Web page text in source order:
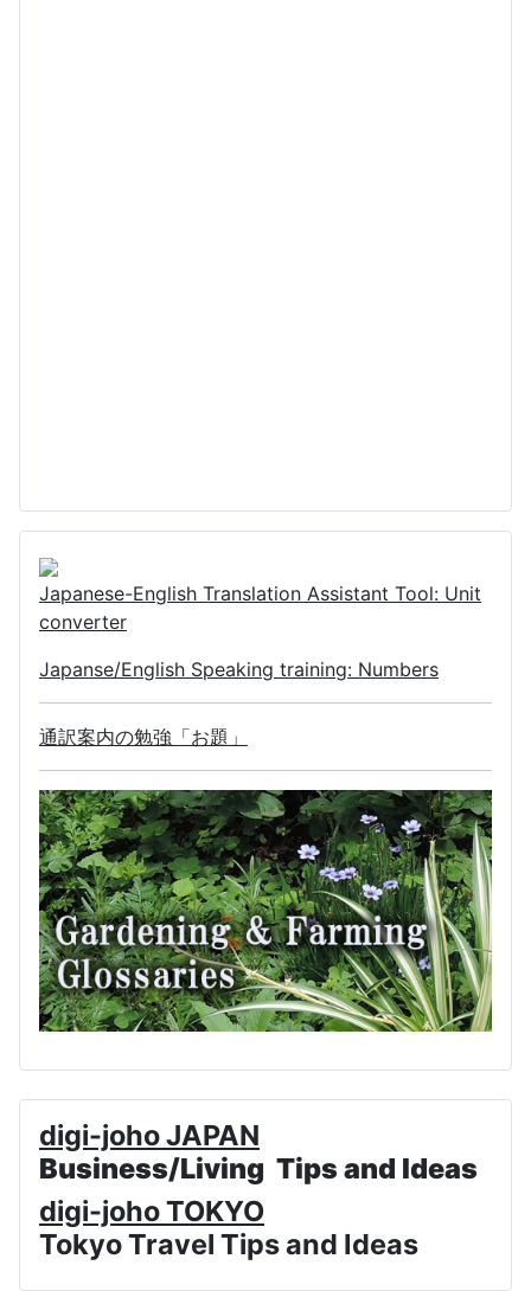
Japanese-English Translation Assistant Tool: Unit
converter
Japanse/English Speaking training: Numbers
通訳案内の勉強「お題」
digi-joho JAPAN
Business/Living Tips and Ideas
digi-joho TOKYO
Tokyo Travel Tips and Ideas